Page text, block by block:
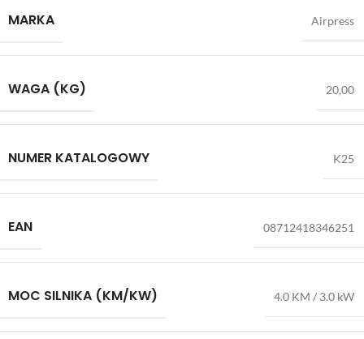
MARKA Airpress
WAGA (KG) 20,00
NUMER KATALOGOWY K25
EAN 08712418346251
MOC SILNIKA (KM/KW) 4.0 KM / 3.0 kW